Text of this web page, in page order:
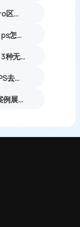
Banana基础版和Banana pro区别对比丨具体案例应用+使用教程
PS放大缩小快捷键是什么？ps怎么把图片拉大拉小？
PS怎么修改图片上的文字？3种无痕改字方法，新手也能搞定
PS图片水印怎么去掉？4种PS去水印方法教程无痕去除各类图片水印
AI高级溶图 | 模特佩戴项链案例展示